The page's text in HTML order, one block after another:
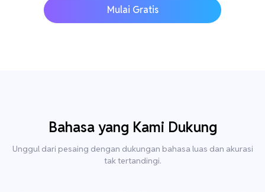
Mulai Gratis
Bahasa yang Kami Dukung
Unggul dari pesaing dengan dukungan bahasa luas dan akurasi
tak tertandingi.